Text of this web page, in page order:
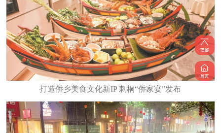
打造侨乡美食文化新IP 刺桐“侨家宴”发布